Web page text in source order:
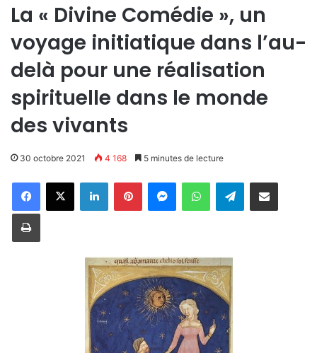
La « Divine Comédie », un
voyage initiatique dans l’au-
delà pour une réalisation
spirituelle dans le monde
des vivants
30 octobre 2021 4 168 5 minutes de lecture
LinkedinPinterestMessengerWhatsAppTelegramPartager par email
Imprimer